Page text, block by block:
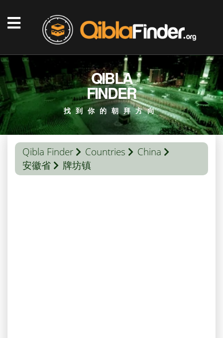
QIBLA
FINDER
找到你的朝拜方向
Qibla Finder Countries
China
安徽省
牌坊镇